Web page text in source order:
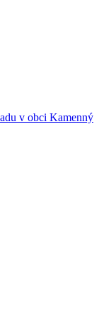
v obci Kamenný